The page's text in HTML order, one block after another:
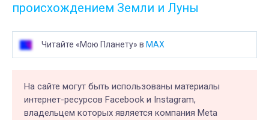
происхождением Земли и Луны
Читайте «Мою Планету» в MAX
На сайте могут быть использованы материалы
интернет-ресурсов Facebook и Instagram,
владельцем которых является компания Meta